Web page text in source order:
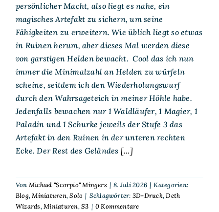
persönlicher Macht, also liegt es nahe, ein
magisches Artefakt zu sichern, um seine
Fähigkeiten zu erweitern. Wie üblich liegt so etwas
in Ruinen herum, aber dieses Mal werden diese
von garstigen Helden bewacht. Cool das ich nun
immer die Minimalzahl an Helden zu würfeln
scheine, seitdem ich den Wiederholungswurf
durch den Wahrsageteich in meiner Höhle habe.
Jedenfalls bewachen nur 1 Waldläufer, 1 Magier, 1
Paladin und 1 Schurke jeweils der Stufe 3 das
Artefakt in den Ruinen in der unteren rechten
Ecke. Der Rest des Geländes [...]
Von Michael "Scorpio" Mingers | 8. Juli 2026 | Kategorien:
Blog,Miniaturen,Solo | Schlagwörter: 3D-Druck,Deth
Wizards,Miniaturen,S3 | 0 Kommentare